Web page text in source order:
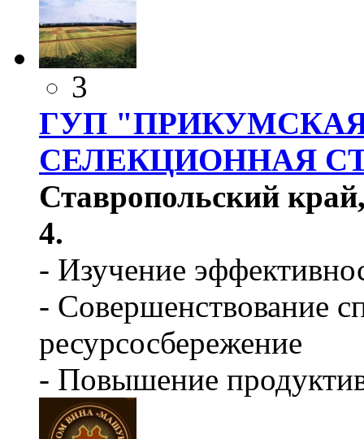
3
ГУП
СЕЛЕКЦИОННАЯ
Ставропольский
4.
- Изучение
- Совершенствование
ресурсосбережение
- Повышение